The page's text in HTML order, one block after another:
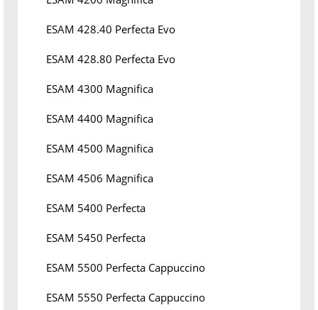
ESAM 428.40 Perfecta Evo
ESAM 428.80 Perfecta Evo
ESAM 4300 Magnifica
ESAM 4400 Magnifica
ESAM 4500 Magnifica
ESAM 4506 Magnifica
ESAM 5400 Perfecta
ESAM 5450 Perfecta
ESAM 5500 Perfecta Cappuccino
ESAM 5550 Perfecta Cappuccino